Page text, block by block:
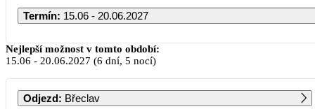
Termín: 15.06 - 20.06.2027
Červen 2027
PO ÚT ST ČT PÁ SO NE
Nejlepší možnost v tomto období:
15.06 - 20.06.2027 (6 dní, 5 nocí)
Odjezd: Břeclav